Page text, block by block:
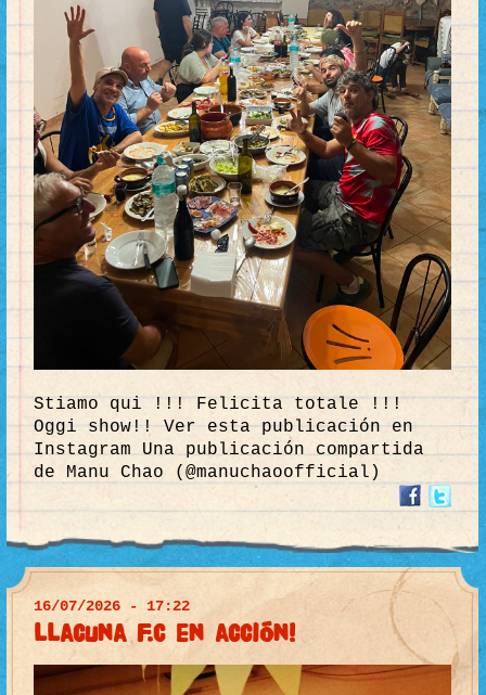
Stiamo qui !!! Felicita totale !!!
Oggi show!! Ver esta publicación en
Instagram Una publicación compartida
de Manu Chao (@manuchaoofficial)
16/07/2026 - 17:22
llacuna F.C en acción!